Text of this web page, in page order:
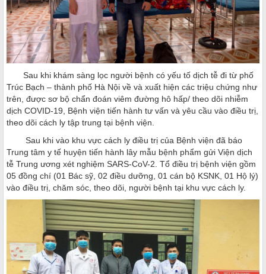
Sau khi khám sàng lọc người bệnh có yếu tố dịch tễ đi từ phố
Trúc Bạch – thành phố Hà Nội về và xuất hiện các triệu chứng như
trên, được sơ bộ chẩn đoán viêm đường hô hấp/ theo dõi nhiễm
dịch COVID-19, Bệnh viện tiến hành tư vấn và yêu cầu vào điều trị,
theo dõi cách ly tập trung tại bệnh viện.
Sau khi vào khu vực cách ly điều trị của Bệnh viện đã báo
Trung tâm y tế huyện tiến hành lây mẫu bệnh phẩm gửi Viện dịch
tễ Trung ương xét nghiệm SARS-CoV-2. Tổ điều trị bệnh viện gồm
05 đồng chí (01 Bác sỹ, 02 điều dưỡng, 01 cán bộ KSNK, 01 Hộ lý)
vào điều trị, chăm sóc, theo dõi, người bệnh tại khu vực cách ly.